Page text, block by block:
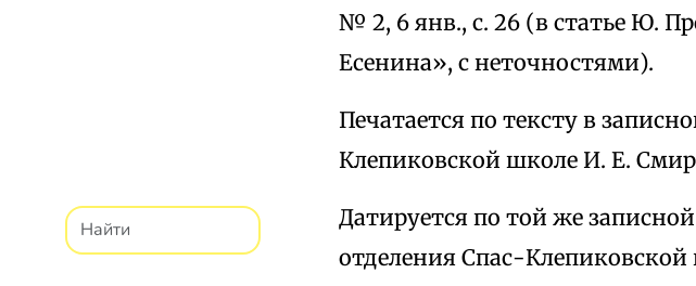
№ 2, 6 янв., с. 26 (в статье Ю.
Есенина», с неточностями).
Печатается по тексту в
Клепиковской школе И. Е.
Датируется по той же
отделения Спас-Клепиковской